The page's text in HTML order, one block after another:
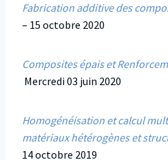
Fabrication additive des
– 15 octobre 2020
Composites épais et
Mercredi 03 juin 2020
Homogénéisation et calcul
matériaux hétérogènes et
14 octobre 2019